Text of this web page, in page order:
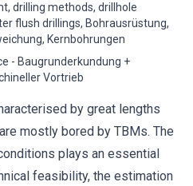
drilling methods, drillhole
flush drillings, Bohrausrüstung,
Kernbohrungen
- Baugrunderkundung +
Vortrieb
by great lengths
mostly bored by TBMs. The
plays an essential
feasibility, the estimation